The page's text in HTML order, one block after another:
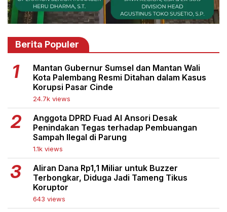
Berita Populer
Mantan Gubernur Sumsel dan Mantan Wali
Kota Palembang Resmi Ditahan dalam Kasus
Korupsi Pasar Cinde
24.7k views
Anggota DPRD Fuad Al Ansori Desak
Penindakan Tegas terhadap Pembuangan
Sampah Ilegal di Parung
1.1k views
Aliran Dana Rp1,1 Miliar untuk Buzzer
Terbongkar, Diduga Jadi Tameng Tikus
Koruptor
643 views